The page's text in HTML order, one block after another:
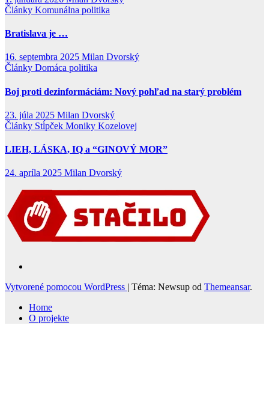
Články Komunálna politika
Bratislava je …
16. septembra 2025 Milan Dvorský
Články Domáca politika
Boj proti dezinformáciám: Nový pohľad na starý problém
23. júla 2025 Milan Dvorský
Články Stĺpček Moniky Kozelovej
LIEH, LÁSKA, IQ a “GINOVÝ MOR”
24. apríla 2025 Milan Dvorský
Vytvorené pomocou WordPress | Téma: Newsup od Themeansar.
Home
O projekte